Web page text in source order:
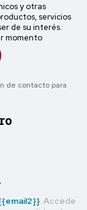
y otras
servicios
de su interés.
momento
de contacto para
. Accede